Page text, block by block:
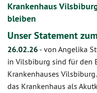
Krankenhaus
bleiben
Unser Statement
26.02.26 - von Angelika
in Vilsbiburg sind für den
Krankenhauses
das Krankenhaus als